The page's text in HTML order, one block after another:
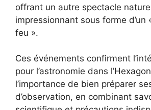
offrant un autre spectacle
impressionnant sous forme d’un
feu ».
Ces événements confirment
pour l’astronomie dans
l’importance de bien préparer
d’observation, en combinant